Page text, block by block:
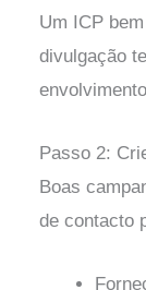
Um ICP
divulgação
Passo 2:
Boas
de contacto